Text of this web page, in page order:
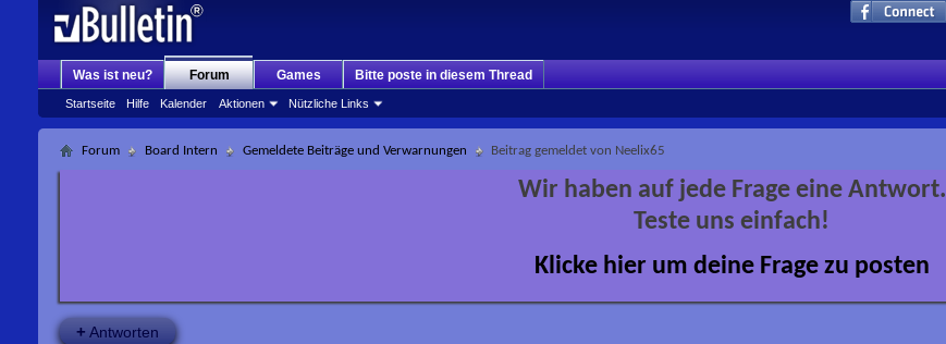
Was ist neu? Forum
Startseite Hilfe Kalender Aktionen Nützliche Links
Games Bitte poste in diesem Thread
Forum Board Intern Gemeldete Beiträge und Verwarnungen Beitrag gemeldet von Neelix65
Wir haben auf jede Frage eine Antwort.
Teste uns einfach!
Klicke hier um deine Frage zu posten
+ Antworten